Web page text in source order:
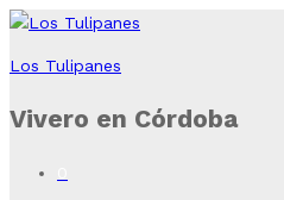
Los Tulipanes
Vivero en Córdoba